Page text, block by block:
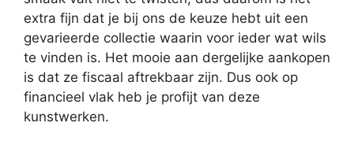
extra fijn dat je bij ons de keuze hebt uit een
gevarieerde collectie waarin voor ieder wat wils
te vinden is. Het mooie aan dergelijke aankopen
is dat ze fiscaal aftrekbaar zijn. Dus ook op
financieel vlak heb je profijt van deze
kunstwerken.